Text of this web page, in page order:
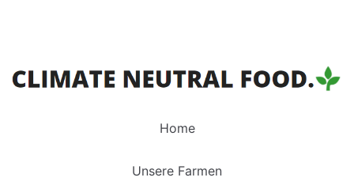
Home
Unsere Farmen